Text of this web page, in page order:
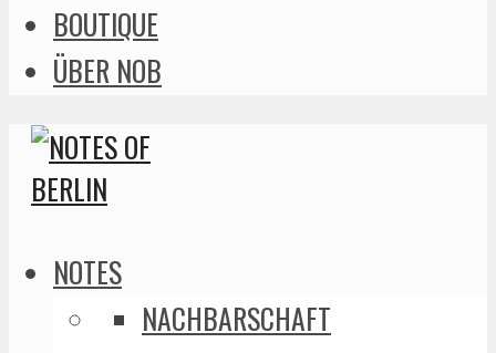
BOUTIQUE
ÜBER NOB
NOTES
NACHBARSCHAFT